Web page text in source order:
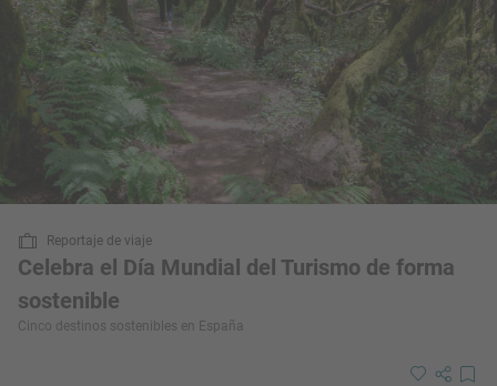
Reportaje de viaje
Celebra el Día Mundial del Turismo de forma
sostenible
Cinco destinos sostenibles en España